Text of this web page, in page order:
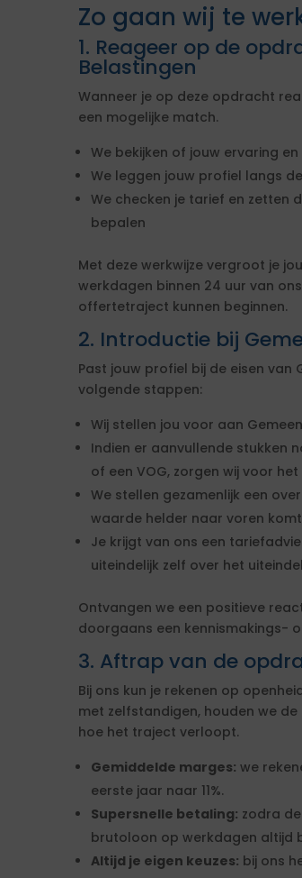
Zo gaan wij te
1. Reageer op de
Belastingen
Wanneer je op deze opdracht
een mogelijke match.
We bekijken of jouw ervaring
We leggen jouw profiel langs
We checken je tarief en zetten
bepalen
Met deze werkwijze vergroot je
werkdagen binnen 24 uur van
offertetraject kunnen beginnen.
2. Introductie bij
Past jouw profiel bij de eisen
volgende stappen:
Wij stellen jou voor aan
Indien er aanvullende stukken
of een VOG, zorgen wij voor
We stellen gezamenlijk een
waarde helder naar voren komt
Je krijgt van ons een
uiteindelijk zelf over het
Ontvangen we een positieve
doorgaans een kennismakings-
3. Aftrap van de
Bij ons kun je rekenen op
met zelfstandigen, houden we
hoe het traject verloopt.
Gemiddelde marges: we
eerste jaar naar 11%.
Supersnelle betaling: zodra
brutoloon op werkdagen altijd
Altijd je eigen keuzes: bij ons